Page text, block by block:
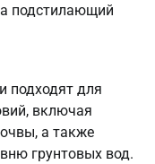
подстилающий
подходят для
включая
а также
грунтовых вод.